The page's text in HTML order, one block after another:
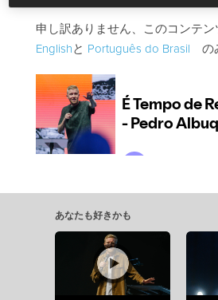
申し訳ありません、このコンテ
Englishと Português do Brasil の
あなたも好きかも